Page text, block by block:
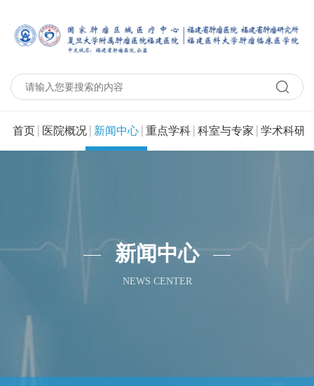
首页 | 医院概况 | 新闻中心 | 重点学科 | 科室与专家 | 学术科研
新闻中心
NEWS CENTER